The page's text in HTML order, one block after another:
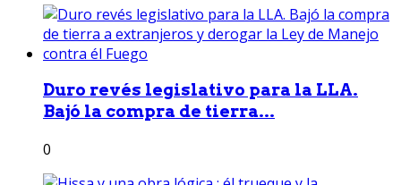
Duro revés legislativo para la LLA.
Bajó la compra de tierra...
0